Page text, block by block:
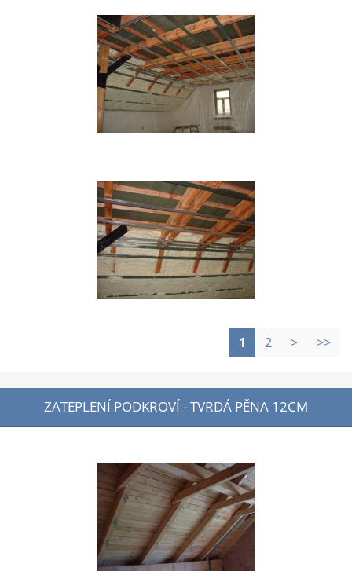
1 2 > >>
ZATEPLENÍ PODKROVÍ - TVRDÁ PĚNA 12CM